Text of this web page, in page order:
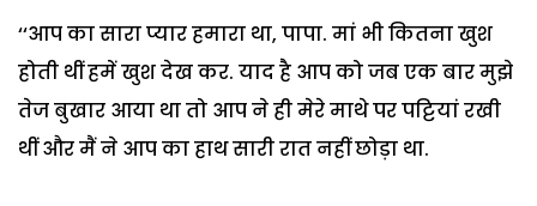
‘‘आप का सारा प्यार हमारा था, पापा. मां भी कितना खुश
होती थीं हमें खुश देख कर. याद है आप को जब एक बार मुझे
तेज बुखार आया था तो आप ने ही मेरे माथे पर पट्टियां रखी
थीं और मैं ने आप का हाथ सारी रात नहीं छोड़ा था.